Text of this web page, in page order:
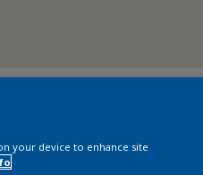
your device to enhance site